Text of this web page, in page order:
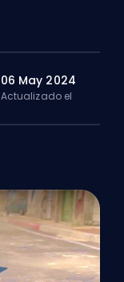
06 May 2024
Actualizado el